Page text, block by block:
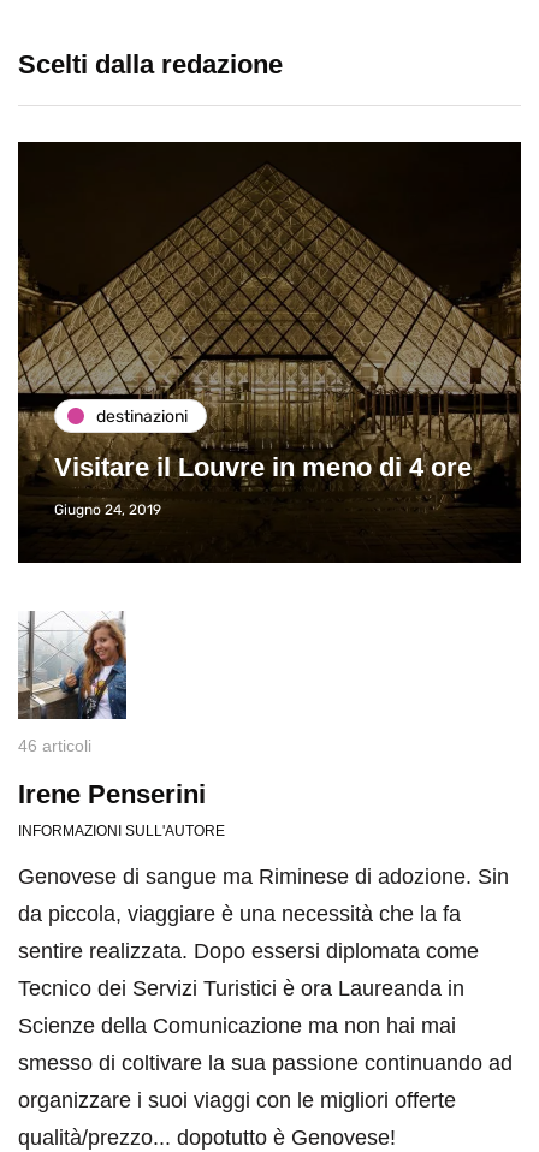
Scelti dalla redazione
destinazioni
Visitare il Louvre in meno di 4 ore
Giugno 24, 2019
46 articoli
Irene Penserini
INFORMAZIONI SULL'AUTORE
Genovese di sangue ma Riminese di adozione. Sin
da piccola, viaggiare è una necessità che la fa
sentire realizzata. Dopo essersi diplomata come
Tecnico dei Servizi Turistici è ora Laureanda in
Scienze della Comunicazione ma non hai mai
smesso di coltivare la sua passione continuando ad
organizzare i suoi viaggi con le migliori offerte
qualità/prezzo... dopotutto è Genovese!